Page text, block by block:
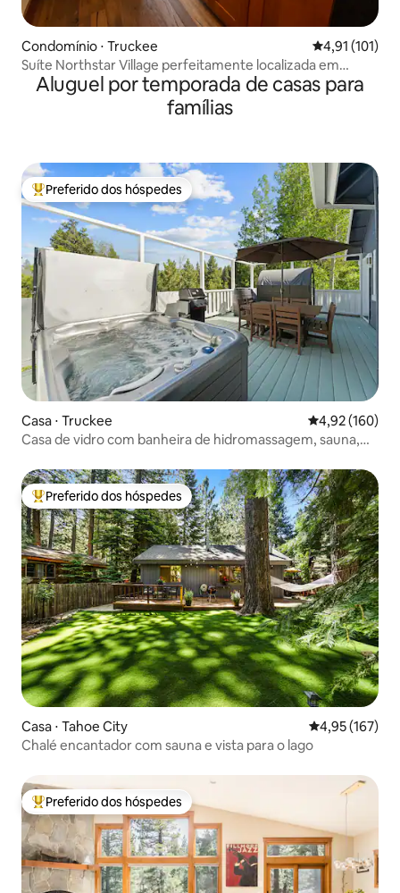
Condomínio ⋅ Truckee 4,91 de uma
4,91 (101)
Suíte Northstar Village perfeitamente localizada em
Tahoe
Aluguel por temporada de casas para
famílias
Entre os melhores preferidos dos hóspedes
Preferido dos hóspedes
Casa ⋅ Truckee 4,92 de uma
4,92 (160)
Casa de vidro com banheira de hidromassagem, sauna,
Entre os melhores preferidos dos hóspedes
Preferido dos hóspedes
Casa ⋅ Tahoe City 4,95 de uma
4,95 (167)
Chalé encantador com sauna e vista para o lago
Entre os melhores preferidos dos hóspedes
Preferido dos hóspedes